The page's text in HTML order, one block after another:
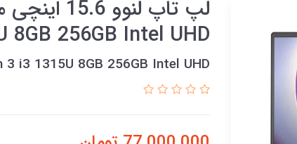
8GB 256GB Intel UHD
3 i3 1315U 8GB 256GB Intel UHD